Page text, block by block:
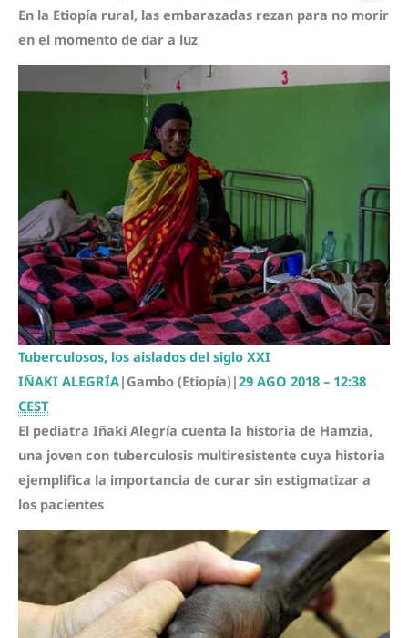
En la Etiopía rural, las embarazadas rezan para no morir
en el momento de dar a luz
Tuberculosos, los aislados del siglo XXI
IÑAKI ALEGRÍA| Gambo (Etiopía)|29 AGO 2018 – 12:38
CEST
El pediatra Iñaki Alegría cuenta la historia de Hamzia,
una joven con tuberculosis multiresistente cuya historia
ejemplifica la importancia de curar sin estigmatizar a
los pacientes